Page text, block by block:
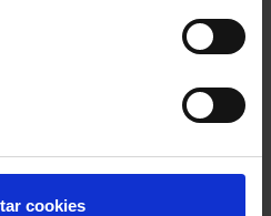
cookies